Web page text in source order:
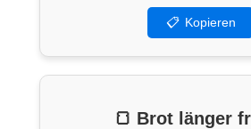
📋 Kopieren
🍞 Brot länger